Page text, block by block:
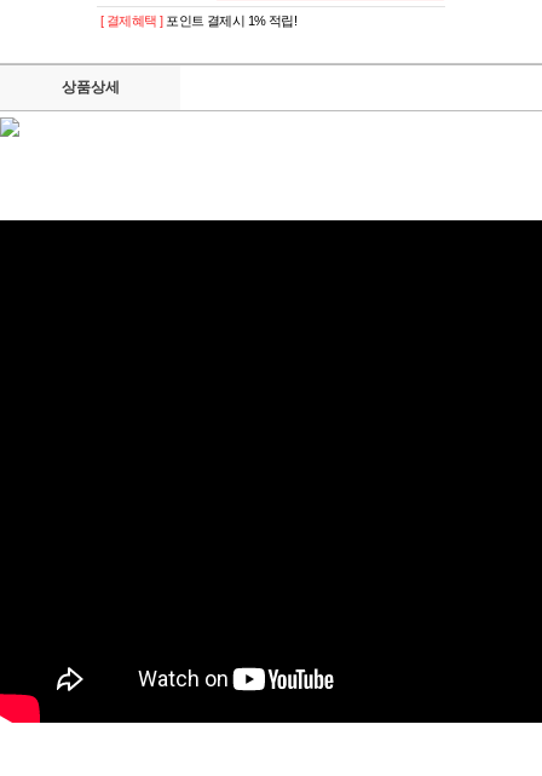
[ 결제혜택 ] 포인트 결제시 1% 적립!
상품상세